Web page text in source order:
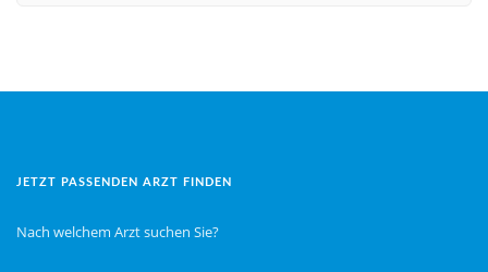
JETZT PASSENDEN ARZT FINDEN
Nach welchem Arzt suchen Sie?